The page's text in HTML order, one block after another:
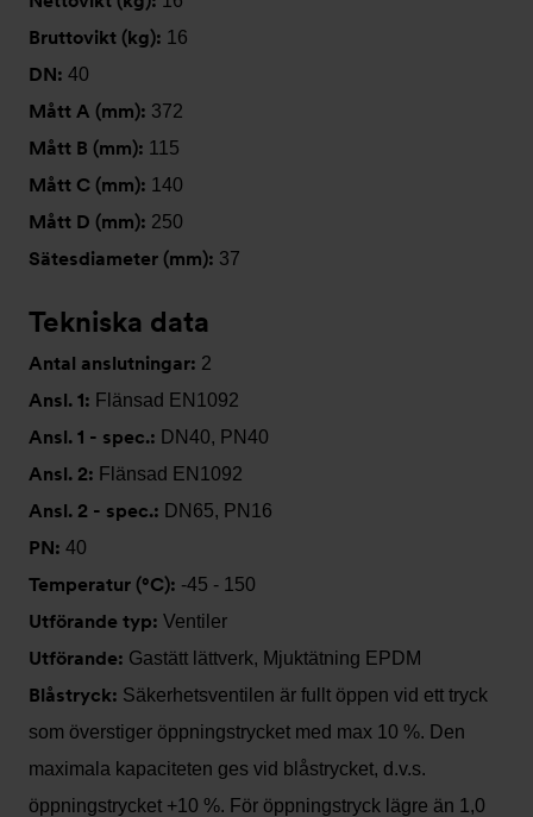
Bruttovikt (kg): 16
DN: 40
Mått A (mm): 372
Mått B (mm): 115
Mått C (mm): 140
Mått D (mm): 250
Sätesdiameter (mm): 37
Tekniska data
Antal anslutningar: 2
Ansl. 1: Flänsad EN1092
Ansl. 1 - spec.: DN40, PN40
Ansl. 2: Flänsad EN1092
Ansl. 2 - spec.: DN65, PN16
PN: 40
Temperatur (°C): -45 - 150
Utförande typ: Ventiler
Utförande: Gastätt lättverk, Mjuktätning EPDM
Blåstryck: Säkerhetsventilen är fullt öppen vid ett tryck
som överstiger öppningstrycket med max 10 %. Den
maximala kapaciteten ges vid blåstrycket, d.v.s.
öppningstrycket +10 %. För öppningstryck lägre än 1,0